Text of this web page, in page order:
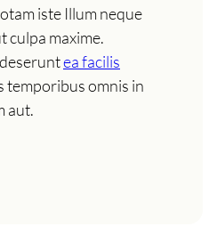
iste Illum neque
culpa maxime.
ea facilis
temporibus omnis in
aut.